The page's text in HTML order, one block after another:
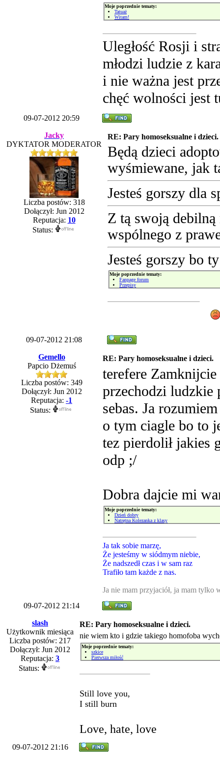
Moje poprzednie tematy:
Tatuaż
Witam!
Uległość Rosji i
młodzi ludzie z
i nie ważna jest
chęć wolności jest
09-07-2012 20:59
Jacky
DYKTATOR MODERATOR
Liczba postów: 318
Dołączył: Jun 2012
Reputacja: 10
Status:
RE: Pary homoseksualne i dzieci.
Będą dzieci
wyśmiewane, jak
Jesteś gorszy dla
Z tą swoją debilną
wspólnego z
Jesteś gorszy bo
Moje poprzednie tematy:
Fanpage forum
Przepisy
09-07-2012 21:08
Gemello
Papcio Dżemuś
Liczba postów: 349
Dołączył: Jun 2012
Reputacja: -1
Status:
RE: Pary homoseksualne i dzieci.
terefere
przechodzi ludzkie
sebas. Ja
o tym ciagle bo to
tez pierdolił jakies
odp ;/
Dobra dajcie mi
Moje poprzednie tematy:
Dzień dobry
Natrętna Kolezanka z klasy
Ja tak sobie marzę,
Że jesteśmy w siódmym niebie,
Że nadszedł czas i w sam raz
Trafiło tam każde z nas.
Ja nie mam przyjaciół, ja mam tylko
09-07-2012 21:14
slash
Użytkownik miesiąca
Liczba postów: 217
Dołączył: Jun 2012
Reputacja: 3
Status:
RE: Pary homoseksualne i dzieci.
nie wiem kto i gdzie takiego homofoba
Moje poprzednie tematy:
szkice
Pierwsza miłość
Still love you,
I still burn
Love, hate, love
09-07-2012 21:16